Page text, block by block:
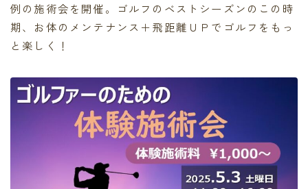
例の施術会を開催。ゴルフのベストシーズンのこの時
期、お体のメンテナンス＋飛距離ＵＰでゴルフをもっ
と楽しく！